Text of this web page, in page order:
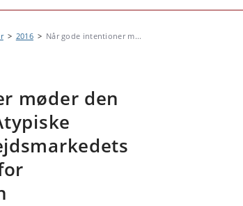
2016 Når gode intentioner m...
møder den